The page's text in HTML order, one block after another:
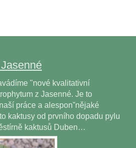
"nové kvalitativní
z Jasenné. Je to
práce a alesponˇnějaké
kaktusy od prvního dopadu pylu
kaktusů Duben…